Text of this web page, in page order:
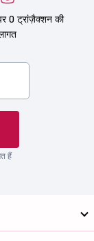
0 ट्रांज़ैक्शन की
हैं